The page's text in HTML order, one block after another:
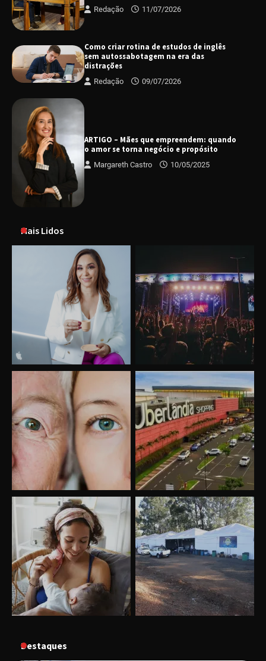
Redação 11/07/2026
Como criar rotina de estudos de inglês
sem autossabotagem na era das
distrações
Redação 09/07/2026
ARTIGO – Mães que empreendem: quando
o amor se torna negócio e propósito
Margareth Castro 10/05/2025
Mais Lidos
Destaques
Uberlândia recebe o projeto “Experiência Rio”
no dia 17 de junho
“Vozes pela Vida” celebra 10 anos com show
em Uberlândia
“Vem pra Praça!” reunirá arte, cultura e
gastronomia de Uberlândia em dois dias de
evento gratuito
“Uma prosa de valor” é o tema da roda de